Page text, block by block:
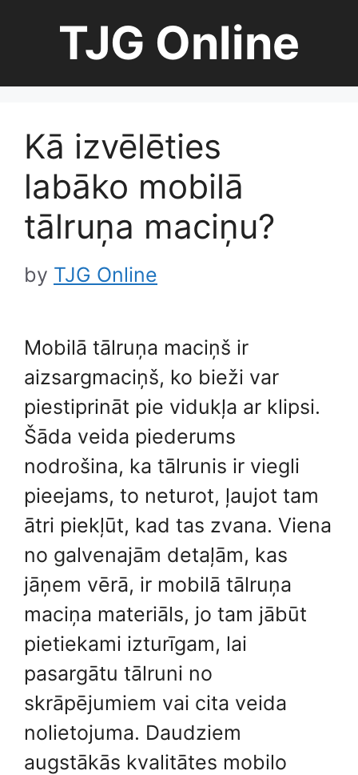
TJG Online
Kā izvēlēties
labāko mobilā
tālruņa maciņu?
by TJG Online
Mobilā tālruņa maciņš ir
aizsargmaciņš, ko bieži var
piestiprināt pie vidukļa ar klipsi.
Šāda veida piederums
nodrošina, ka tālrunis ir viegli
pieejams, to neturot, ļaujot tam
ātri piekļūt, kad tas zvana. Viena
no galvenajām detaļām, kas
jāņem vērā, ir mobilā tālruņa
maciņa materiāls, jo tam jābūt
pietiekami izturīgam, lai
pasargātu tālruni no
skrāpējumiem vai cita veida
nolietojuma. Daudziem
augstākās kvalitātes mobilo